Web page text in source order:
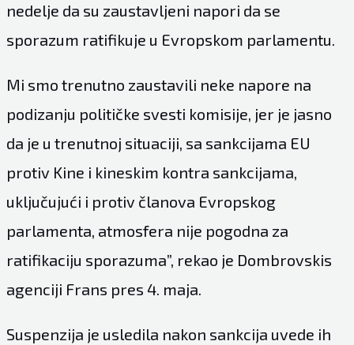
nedelje da su zaustavljeni napori da se
sporazum ratifikuje u Evropskom parlamentu.
Mi smo trenutno zaustavili neke napore na
podizanju političke svesti komisije, jer je jasno
da je u trenutnoj situaciji, sa sankcijama EU
protiv Kine i kineskim kontra sankcijama,
uključujući i protiv članova Evropskog
parlamenta, atmosfera nije pogodna za
ratifikaciju sporazuma”, rekao je Dombrovskis
agenciji Frans pres 4. maja.
Suspenzija je usledila nakon sankcija uvede ih